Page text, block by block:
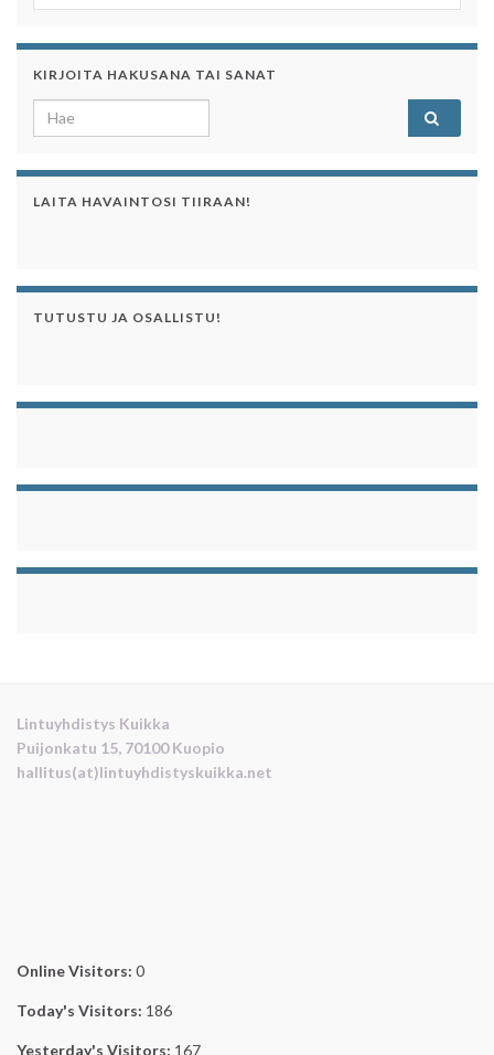
KIRJOITA HAKUSANA TAI SANAT
Search for:
LAITA HAVAINTOSI TIIRAAN!
TUTUSTU JA OSALLISTU!
Lintuyhdistys Kuikka
Puijonkatu 15, 70100 Kuopio
hallitus(at)lintuyhdistyskuikka.net
Online Visitors: 0
Today's Visitors: 186
Yesterday's Visitors: 167